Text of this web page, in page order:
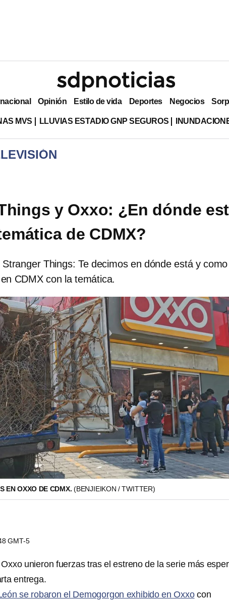
Opinión Estilo de vida Deportes Negocios
MVS LLUVIAS ESTADIO GNP SEGUROS
y Oxxo: ¿En dónde
de CDMX?
Things: Te decimos en dónde está y como
CDMX con la temática.
EN OXXO DE CDMX. (BENJIEIKON / TWITTER)
GMT-5
unieron fuerzas tras el estreno de la serie más
entrega.
se robaron el Demogorgon exhibido en Oxxocon